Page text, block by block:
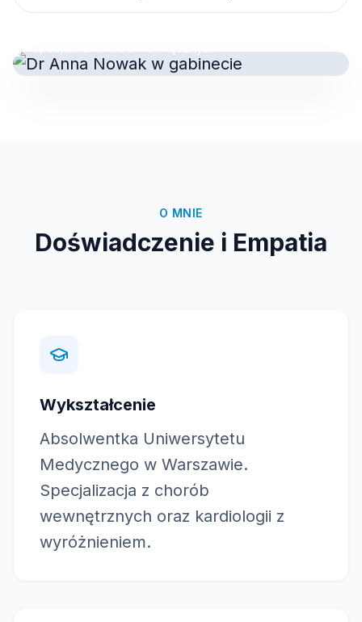
O MNIE
Doświadczenie i Empatia
Wykształcenie
Absolwentka Uniwersytetu
Medycznego w Warszawie.
Specjalizacja z chorób
wewnętrznych oraz kardiologii z
wyróżnieniem.